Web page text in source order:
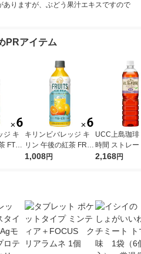
りますが、ぶどう果汁エキスですので
PRアイテム
ジ キ
FTUI
（フ
（6
キリンビバレッジ キ
リン 午後の紅茶 FRUI
TS ＆ ICE TEA （フ
1,008円
UCC上島珈琲
時間 ストレー
ー 無糖
2,168円